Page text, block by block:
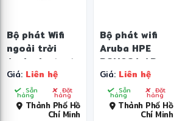
Bộ phát Wifi
ngoài trời
Aruba Instant
On AP17 –
R2X11A
Giá: Liên hệ
Sẵn
hàng Đặt
hàng
Thành Phố Hồ
Chí Minh
Bộ phát wifi
Aruba HPE
R8M98A AP-
503
Giá: Liên hệ
Sẵn
hàng Đặt
hàng
Thành Phố Hồ
Chí Minh